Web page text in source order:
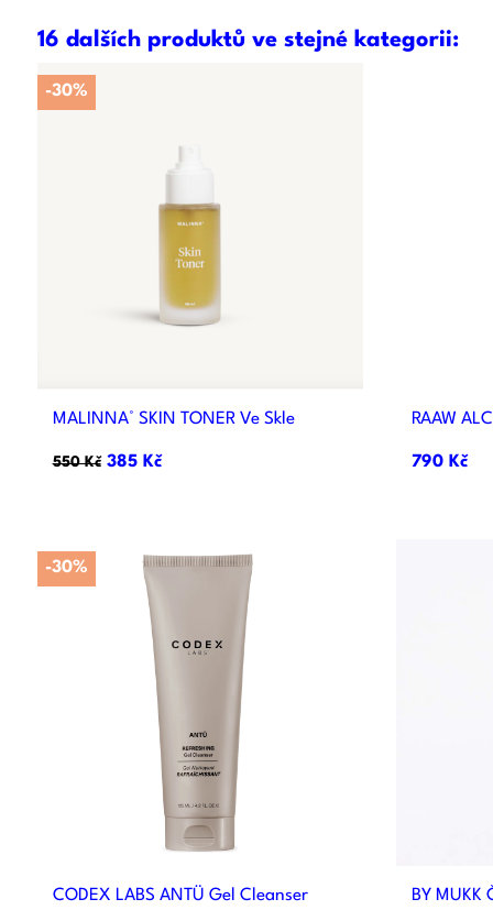
16 dalších produktů ve stejné kategorii:
Rychlý náhled
MALINNA° SKIN TONER Ve Skle
550 Kč 385 Kč
-30%
RAAW
790 Kč
 Rychlý náhled
CODEX LABS ANTÜ Gel Cleanser
-30%
BY MUKK